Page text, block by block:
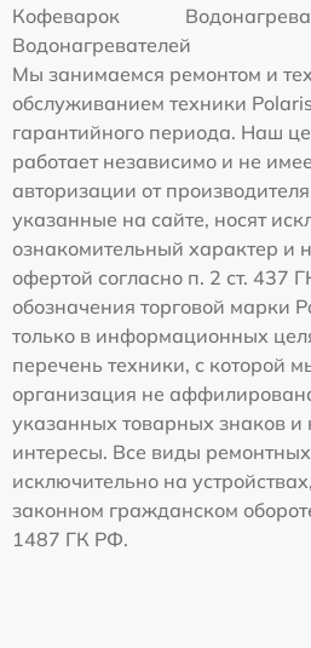
Кофеварок
Водонагревателей
Мы занимаемся ремонтом и
обслуживанием техники
гарантийного периода. Наш
работает независимо и не
авторизации от
указанные на сайте, носят
ознакомительный характер и
офертой согласно п. 2 ст. 437
обозначения торговой марки
только в информационных
перечень техники, с которой
организация не
указанных товарных знаков и
интересы. Все виды
исключительно на
законном гражданском
1487 ГК РФ.